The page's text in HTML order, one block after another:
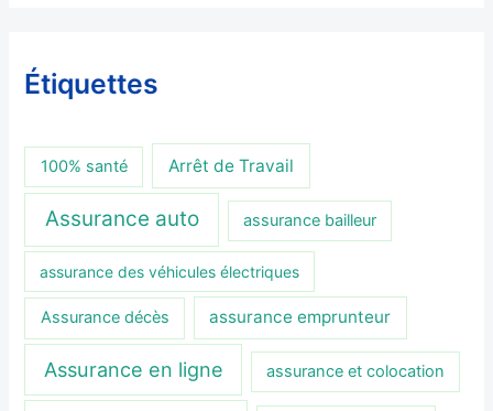
Étiquettes
100% santé Arrêt de Travail
Assurance auto assurance bailleur
assurance des véhicules électriques
Assurance décès assurance emprunteur
Assurance en ligne assurance et colocation